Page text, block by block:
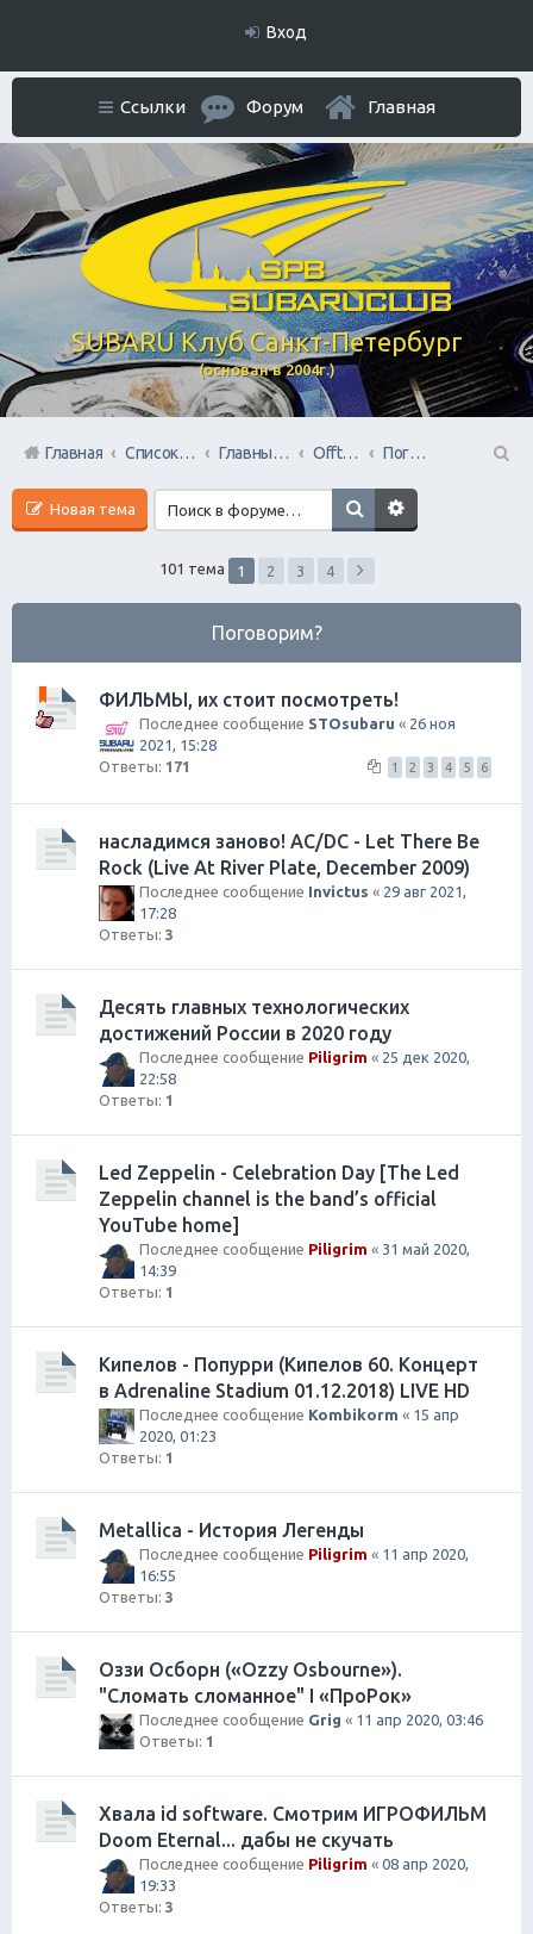
Вход
SUBARU Клуб Санкт-Петербург
(основан в 2004г.)
Ссылки Форум Главная
Главная Список форумов Главный раздел Offtop + Всяко-Разно
Поговорим?
Новая тема
101 тема 1 2 3 4
Поговорим?
ФИЛЬМЫ, их стоит посмотреть!
Последнее сообщение STOsubaru « 26 ноя
2021, 15:28
Ответы: 171 1 2 3 4 5 6
насладимся заново! AC/DC - Let There Be
Rock (Live At River Plate, December 2009)
Последнее сообщение Invictus « 29 авг 2021,
17:28
Ответы: 3
Десять главных технологических
достижений России в 2020 году
Последнее сообщение Piligrim « 25 дек 2020,
22:58
Ответы: 1
Led Zeppelin - Celebration Day [The Led
Zeppelin channel is the band’s official
YouTube home]
Последнее сообщение Piligrim « 31 май 2020,
14:39
Ответы: 1
Кипелов - Попурри (Кипелов 60. Концерт
в Adrenaline Stadium 01.12.2018) LIVE HD
Последнее сообщение Kombikorm « 15 апр
2020, 01:23
Ответы: 1
Metallica - История Легенды
Последнее сообщение Piligrim « 11 апр 2020,
16:55
Ответы: 3
Оззи Осборн («Ozzy Osbourne»).
"Сломать сломанное" I «ПроРок»
Последнее сообщение Grig « 11 апр 2020, 03:46
Ответы: 1
Хвала id software. Смотрим ИГРОФИЛЬМ
Doom Eternal... дабы не скучать
Последнее сообщение Piligrim « 08 апр 2020,
19:33
Ответы: 3